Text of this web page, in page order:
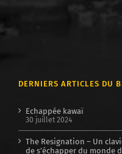
DERNIERS ARTICLES DU
Echappée kawaï
30 juillet 2024
The Resignation – Un
de s’échapper du monde